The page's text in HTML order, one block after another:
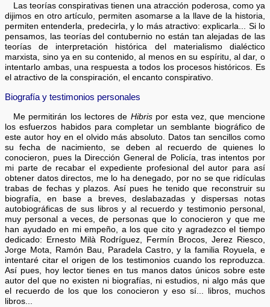
Las teorías conspirativas tienen una atracción poderosa, como ya
dijimos en otro artículo, permiten asomarse a la llave de la historia,
permiten entenderla, predecirla, y lo más atractivo: explicarla... Si lo
pensamos, las teorías del contubernio no están tan alejadas de las
teorías de interpretación histórica del materialismo dialéctico
marxista, sino ya en su contenido, al menos en su espíritu, al dar, o
intentarlo ambas, una respuesta a todos los procesos históricos. Es
el atractivo de la conspiración, el encanto conspirativo.
Biografía y testimonios personales
Me permitirán los lectores de Hibrispor esta vez, que mencione
los esfuerzos habidos para completar un semblante biográfico de
este autor hoy en el olvido más absoluto. Datos tan sencillos como
su fecha de nacimiento, se deben al recuerdo de quienes lo
conocieron, pues la Dirección General de Policía, tras intentos por
mi parte de recabar el expediente profesional del autor para así
obtener datos directos, me lo ha denegado, por no se que ridículas
trabas de fechas y plazos. Así pues he tenido que reconstruir su
biografía, en base a breves, deslabazadas y dispersas notas
autobiográficas de sus libros y al recuerdo y testimonio personal,
muy personal a veces, de personas que lo conocieron y que me
han ayudado en mi empeño, a los que cito y agradezco el tiempo
dedicado: Ernesto Milà Rodríguez, Fermín Brocos, Jerez Riesco,
Jorge Mota, Ramón Bau, Paradela Castro, y la familia Royuela, e
intentaré citar el origen de los testimonios cuando los reproduzca.
Así pues, hoy lector tienes en tus manos datos únicos sobre este
autor del que no existen ni biografías, ni estudios, ni algo más que
el recuerdo de los que los conocieron y eso sí... libros, muchos
libros...